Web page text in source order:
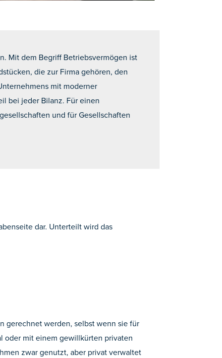
Mit dem Begriff Betriebsvermögen ist
die zur Firma gehören, den
mit moderner
bei jeder Bilanz. Für einen
und für Gesellschaften
dar. Unterteilt wird das
gerechnet werden, selbst wenn sie für
oder mit einem gewillkürten privaten
zwar genutzt, aber privat verwaltet